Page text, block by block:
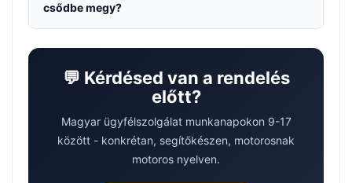
csődbe megy?
💬 Kérdésed van a rendelés
előtt?
Magyar ügyfélszolgálat munkanapokon 9-17
között - konkrétan, segítőkészen, motorosnak
motoros nyelven.